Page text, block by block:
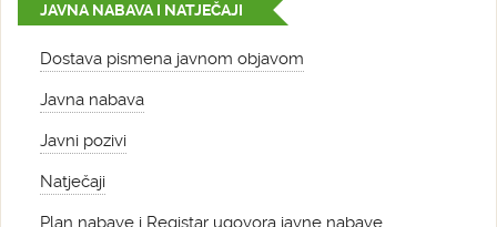
JAVNA NABAVA I NATJEČAJI
Dostava pismena javnom objavom
Javna nabava
Javni pozivi
Natječaji
Plan nabave i Registar ugovora javne nabave